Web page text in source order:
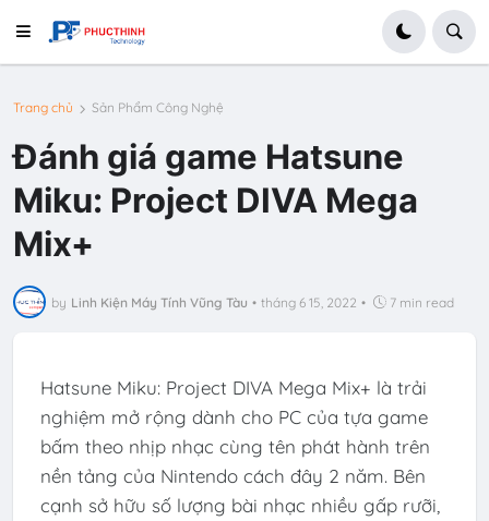
Trang chủ Sản Phẩm Công Nghệ
Đánh giá game Hatsune
Miku: Project DIVA Mega
Mix+
by Linh Kiện Máy Tính Vũng Tàu • tháng 6 15, 2022 • 7 min read
Hatsune Miku: Project DIVA Mega Mix+ là trải
nghiệm mở rộng dành cho PC của tựa game
bấm theo nhịp nhạc cùng tên phát hành trên
nền tảng của Nintendo cách đây 2 năm. Bên
cạnh sở hữu số lượng bài nhạc nhiều gấp rưỡi,